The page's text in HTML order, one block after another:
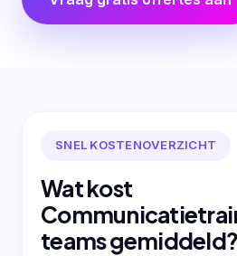
SNEL KOSTENOVERZICHT
Wat kost
teams gemiddeld?